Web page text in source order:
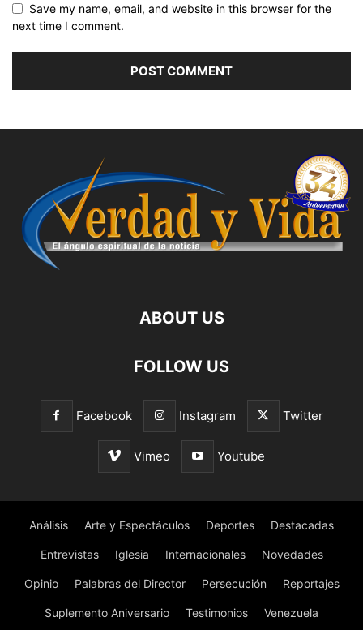
Save my name, email, and website in this browser for the
next time I comment.
ABOUT US
FOLLOW US
Facebook Instagram Twitter
Vimeo Youtube
Análisis Arte y Espectáculos Deportes Destacadas
Entrevistas Iglesia Internacionales Novedades
Opinio Palabras del Director Persecución Reportajes
Suplemento Aniversario Testimonios Venezuela